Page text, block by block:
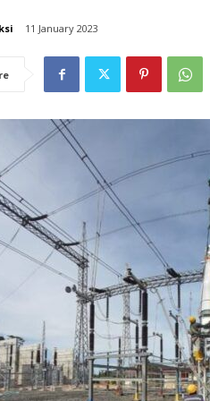
11 January 2023